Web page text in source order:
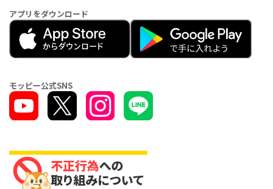
アプリをダウンロード
モッピー公式SNS